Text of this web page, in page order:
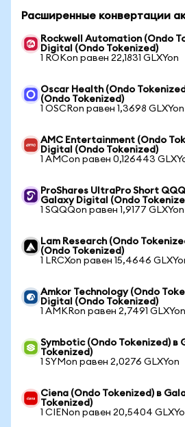
Расширенные конвертации
Rockwell Automation (Ondo
Digital (Ondo Tokenized)
1 ROKon равен 22,1831 GLXYon
Oscar Health (Ondo
(Ondo Tokenized)
1 OSCRon равен 1,3698 GLXYon
AMC Entertainment (Ondo
Digital (Ondo Tokenized)
1 AMCon равен 0,126443
ProShares UltraPro Short
Galaxy Digital (Ondo
1 SQQQon равен 1,9177 GLXYon
Lam Research (Ondo
(Ondo Tokenized)
1 LRCXon равен 15,4646
Amkor Technology (Ondo
Digital (Ondo Tokenized)
1 AMKRon равен 2,7491 GLXYon
Symbotic (Ondo Tokenized) в
Tokenized)
1 SYMon равен 2,0276 GLXYon
Ciena (Ondo Tokenized) в
Tokenized)
1 CIENon равен 20,5404